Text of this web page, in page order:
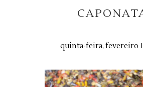
quinta-feira, fevereiro